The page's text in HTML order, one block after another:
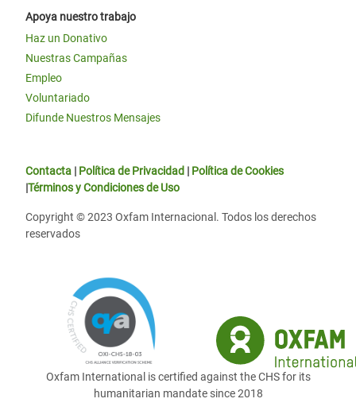
Apoya nuestro trabajo
Haz un Donativo
Nuestras Campañas
Empleo
Voluntariado
Difunde Nuestros Mensajes
Contacta | Política de Privacidad | Política de Cookies
|Términos y Condiciones de Uso
Copyright © 2023 Oxfam Internacional. Todos los derechos
reservados
Oxfam International is certified against the CHS for its
humanitarian mandate since 2018